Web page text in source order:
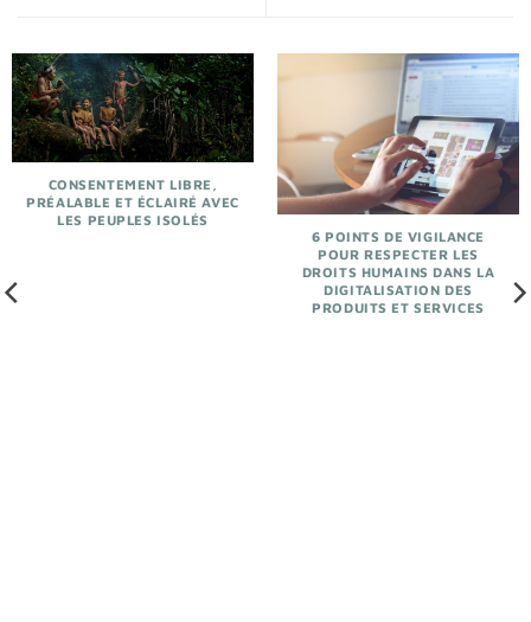
CONSENTEMENT LIBRE,
PRÉALABLE ET ÉCLAIRÉ AVEC
LES PEUPLES ISOLÉS
6 POINTS DE VIGILANCE
POUR RESPECTER LES
DROITS HUMAINS DANS LA
DIGITALISATION DES
PRODUITS ET SERVICES